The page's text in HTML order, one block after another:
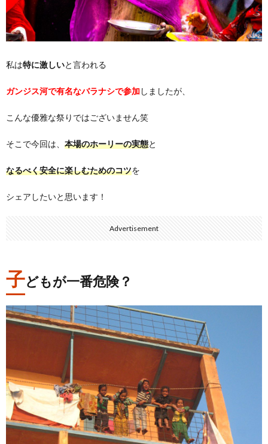
私は特に激しいと言われる
ガンジス河で有名なバラナシで参加しましたが、
こんな優雅な祭りではございません笑
そこで今回は、 本場のホーリーの実態と
なるべく安全に楽しむためのコツを
シェアしたいと思います！
Advertisement
子どもが一番危険？